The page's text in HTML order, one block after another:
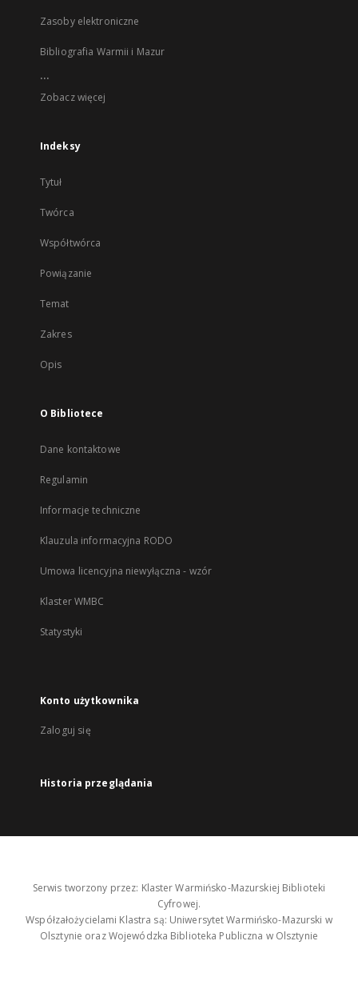
Zasoby elektroniczne
Bibliografia Warmii i Mazur
...
Zobacz więcej
Indeksy
Tytuł
Twórca
Współtwórca
Powiązanie
Temat
Zakres
Opis
O Bibliotece
Dane kontaktowe
Regulamin
Informacje techniczne
Klauzula informacyjna RODO
Umowa licencyjna niewyłączna - wzór
Klaster WMBC
Statystyki
Konto użytkownika
Zaloguj się
Historia przeglądania
Serwis tworzony przez: Klaster Warmińsko-Mazurskiej Biblioteki
Cyfrowej.
Współzałożycielami Klastra są: Uniwersytet Warmińsko-Mazurski w
Olsztynie oraz Wojewódzka Biblioteka Publiczna w Olsztynie